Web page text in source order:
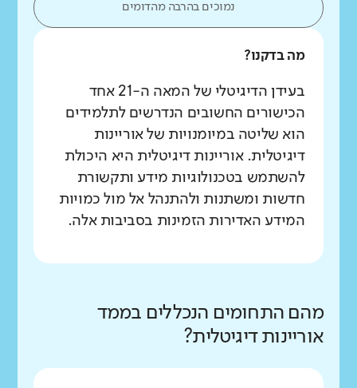
נמוכים בהרבה מהדומים
מה בדקנו?
בעידן הדיגיטלי של המאה ה-21 אחד
הכישורים החשובים הנדרשים לתלמידים
הוא שליטה במיומנויות של אוריינות
דיגיטלית. אוריינות דיגיטלית היא היכולת
להשתמש בטכנולוגיות מידע ותקשורת
חדשות ומשתנות ולהתנהל אל מול כמויות
המידע האדירות הזמינות בסביבות אלה.
מהם התחומים הנכללים בממד
אוריינות דיגיטלית?